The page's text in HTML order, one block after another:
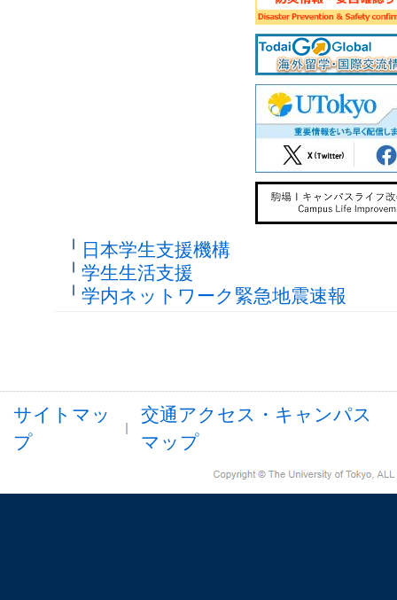
日本学生支援機構
学生生活支援
学内ネットワーク緊急地震速報
サイトマッ
プ
交通アクセス・キャンパス
マップ